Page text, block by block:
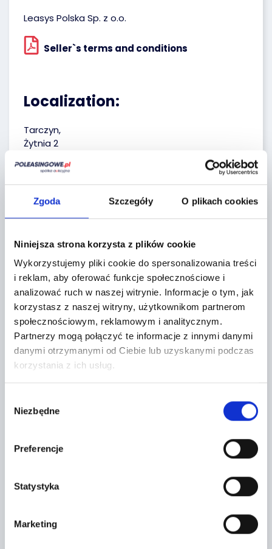
Zgoda Szczegóły O plikach cookies
Niniejsza strona korzysta z plików cookie
Wykorzystujemy pliki cookie do spersonalizowania treści
i reklam, aby oferować funkcje społecznościowe i
analizować ruch w naszej witrynie. Informacje o tym, jak
korzystasz z naszej witryny, użytkownikom partnerom
społecznościowym, reklamowym i analitycznym.
Partnerzy mogą połączyć te informacje z innymi danymi
danymi otrzymanymi od Ciebie lub uzyskanymi podczas
korzystania z ich usług.
zgody
Niezbędne
Preferencje
Statystyka
Marketing
Leasys Polska Sp. z o.o.
Seller`s terms and conditions
Localization:
Tarczyn,
Żytnia 2
+
−
Leaflet|©OpenStreetMapcontributors
CONTACT FORM